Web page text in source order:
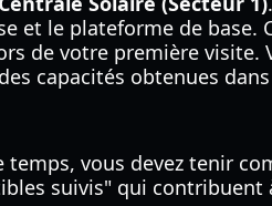
et le plateforme de
de votre première
capacités obtenues
vous devez tenir
suivis" qui contribuent